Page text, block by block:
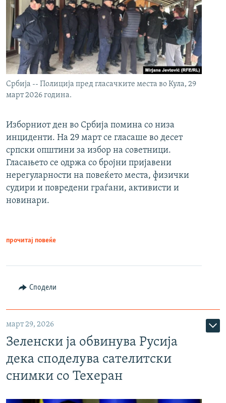
Србија -- Полиција пред гласачките места во Кула, 29
март 2026 година.
Изборниот ден во Србија помина со низа
инциденти. На 29 март се гласаше во десет
српски општини за избор на советници.
Гласањето се одржа со бројни пријавени
нерегуларности на повеќето места, физички
судири и повредени граѓани, активисти и
новинари.
прочитај повеќе
Сподели
март 29, 2026
Зеленски ја обвинува Русија
дека споделува сателитски
снимки со Техеран